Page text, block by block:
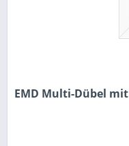
EMD Multi-Dübel